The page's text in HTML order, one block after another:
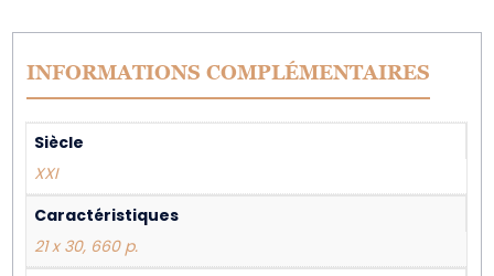
INFORMATIONS COMPLÉMENTAIRES
Siècle
XXI
Caractéristiques
21 x 30, 660 p.